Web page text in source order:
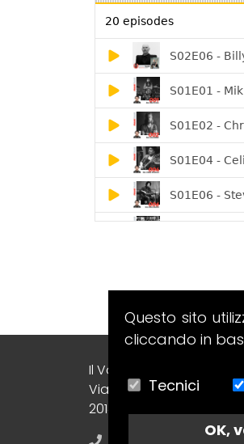
Il Volo Srl Editore
Via Collecchio, 8
20148 - Milano (MI) - Italy
Questo sito
cliccando in
Tecnici
OK,